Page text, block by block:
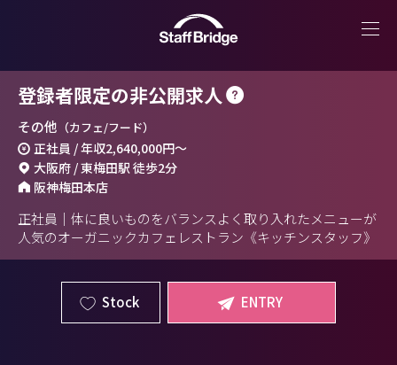
登録者限定の非公開求人
その他 （カフェ/フード）
正社員 / 年収2,640,000円～
大阪府 / 東梅田駅 徒歩2分
阪神梅田本店
正社員｜体に良いものをバランスよく取り入れたメニューが
人気のオーガニックカフェレストラン《キッチンスタッフ》
Stock ENTRY